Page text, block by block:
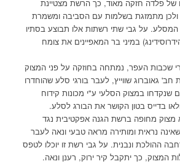
של פלדה חזקה מאוד, כך הרשת מצטיינת
ולכן מתמזגת בשלמות עם הסביבה ומשמרת
על גבי שתי רשתות אלו תבוצע בסתיו
במיני בר המאפיינים את צומח
שכבות העפר, נמתחה בחוזקה על פני המצוק
גאוברוג שווייץ, לעבר בורגי סלע שהוחדרו
שנקדחו במצוק הסלעי ע"י מכונות קידוח
בדייס בטון הקושר את הבורג לסלע.
מחופה ברשת הגנה אפקטיבית נגד
נראית ומותירה מראה טבעי ונאה לעבר
ההולכת ונבנית. על גבי רשת זו יוכלו לטפס
המצוק, כך יתקבל קיר ירוק, רענן ונאה.